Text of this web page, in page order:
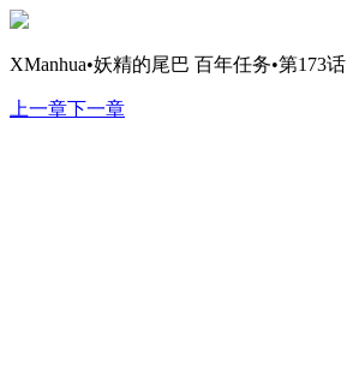
XManhua•妖精的尾巴 百年任务•第173话
上一章下一章